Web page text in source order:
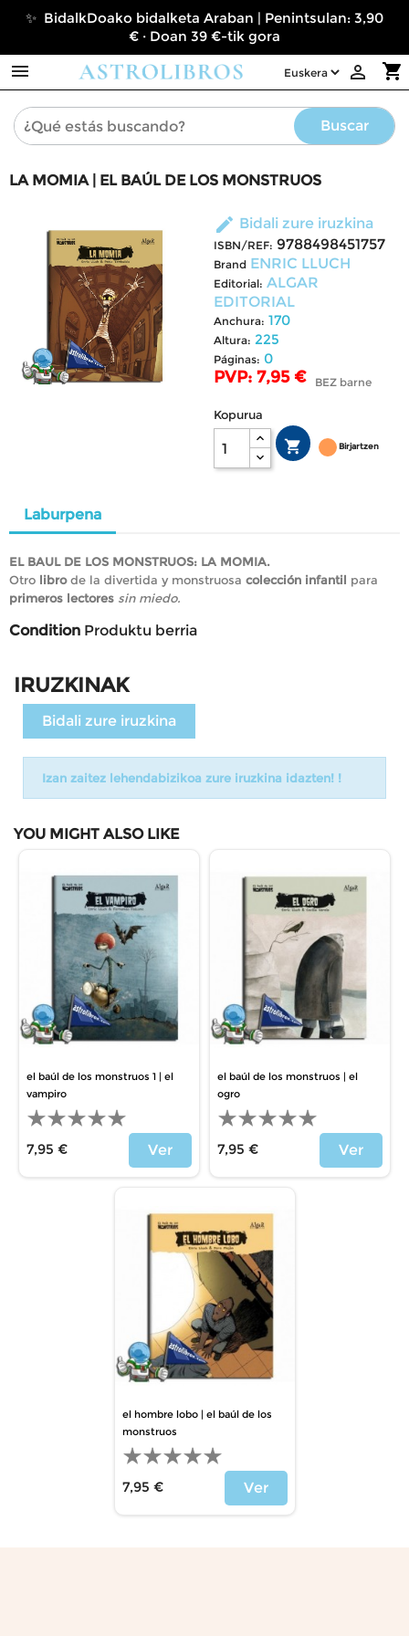
✨ BidalkDoako bidalketa Araban | Penintsulan: 3,90
€ · Doan 39 €-tik gora
 shopping_cart

Buscar
LA MOMIA | EL BAÚL DE LOS MONSTRUOS
edit Bidali zure iruzkina
ISBN/REF: 9788498451757
Brand ENRIC LLUCH
Editorial: ALGAR
EDITORIAL
Anchura: 170
Altura: 225
Páginas: 0
PVP: 7,95 € BEZ barne
Kopurua
 Birjartzen
Laburpena
EL BAUL DE LOS MONSTRUOS: LA MOMIA.
Otro librode la divertida y monstruosa colección infantil para
primeros lectores sin miedo.
Condition Produktu berria
IRUZKINAK
Bidali zure iruzkina
Izan zaitez lehendabizikoa zure iruzkina idazten! !
YOU MIGHT ALSO LIKE
el baúl de los monstruos 1 | el
vampiro
7,95 €
Ver
el baúl de los monstruos | el
ogro
7,95 €
Ver
el hombre lobo | el baúl de los
monstruos
7,95 €
Ver